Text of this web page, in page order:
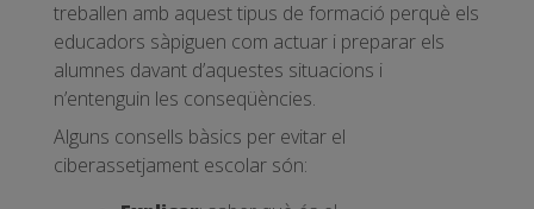
treballen amb aquest tipus de formació perquè els
educadors sàpiguen com actuar i preparar els
alumnes davant d’aquestes situacions i
n’entenguin les conseqüències.
Alguns consells bàsics per evitar el
ciberassetjament escolar són: